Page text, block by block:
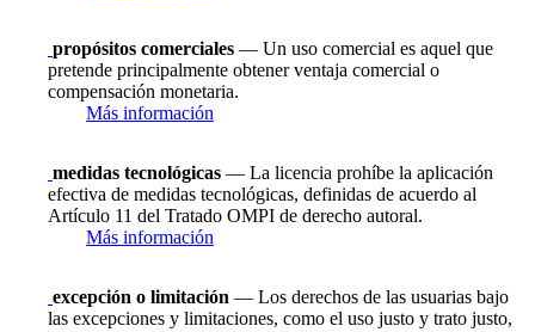
propósitos comerciales — Un uso comercial es aquel que
pretende principalmente obtener ventaja comercial o
compensación monetaria.
Más información
medidas tecnológicas — La licencia prohíbe la aplicación
efectiva de medidas tecnológicas, definidas de acuerdo al
Artículo 11 del Tratado OMPI de derecho autoral.
Más información
excepción o limitación — Los derechos de las usuarias bajo
las excepciones y limitaciones, como el uso justo y trato justo,